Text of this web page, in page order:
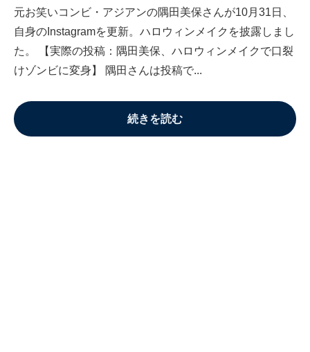
元お笑いコンビ・アジアンの隅田美保さんが10月31日、
自身のInstagramを更新。ハロウィンメイクを披露しまし
た。 【実際の投稿：隅田美保、ハロウィンメイクで口裂
けゾンビに変身】 隅田さんは投稿で...
続きを読む